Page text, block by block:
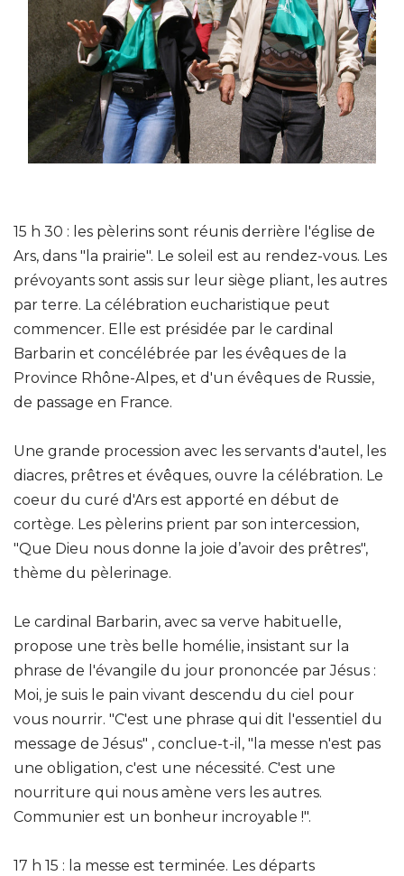
15 h 30 : les pèlerins sont réunis derrière l'église de
Ars, dans "la prairie". Le soleil est au rendez-vous. Les
prévoyants sont assis sur leur siège pliant, les autres
par terre. La célébration eucharistique peut
commencer. Elle est présidée par le cardinal
Barbarin et concélébrée par les évêques de la
Province Rhône-Alpes, et d'un évêques de Russie,
de passage en France.
Une grande procession avec les servants d'autel, les
diacres, prêtres et évêques, ouvre la célébration. Le
coeur du curé d'Ars est apporté en début de
cortège. Les pèlerins prient par son intercession,
"Que Dieu nous donne la joie d’avoir des prêtres",
thème du pèlerinage.
Le cardinal Barbarin, avec sa verve habituelle,
propose une très belle homélie, insistant sur la
phrase de l'évangile du jour prononcée par Jésus :
Moi, je suis le pain vivant descendu du ciel pour
vous nourrir. "C'est une phrase qui dit l'essentiel du
message de Jésus" , conclue-t-il, "la messe n'est pas
une obligation, c'est une nécessité. C'est une
nourriture qui nous amène vers les autres.
Communier est un bonheur incroyable !".
17 h 15 : la messe est terminée. Les départs